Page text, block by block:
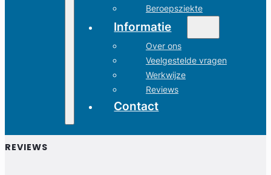
Beroepsziekte
Informatie
Over ons
Veelgestelde vragen
Werkwijze
Reviews
Contact
REVIEWS